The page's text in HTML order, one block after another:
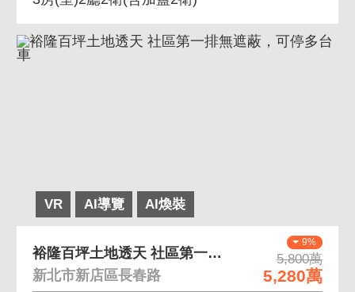
VR AI導覽 AI煥裝
9%
5,800萬
5,280萬
裕隆百坪土地透天 社區第一排無遮蔽，可停多台車
新北市新店區長春路